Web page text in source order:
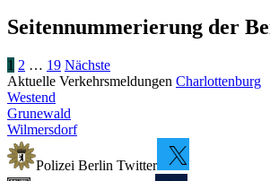
Seitennummerierung der
1 2 … 19 Nächste
Aktuelle Verkehrsmeldungen Charlottenburg
Westend
Grunewald
Wilmersdorf
Polizei Berlin Twitter